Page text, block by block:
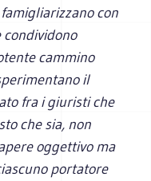
con
cammino
il
fra i giuristi che
che sia, non
oggettivo ma
portatore